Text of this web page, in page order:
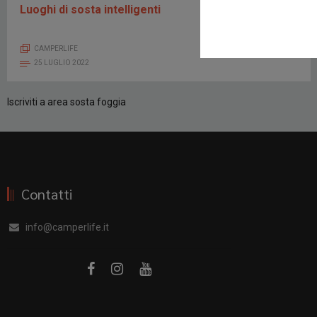
Luoghi di sosta intelligenti
CAMPERLIFE
25 LUGLIO 2022
Iscriviti a area sosta foggia
Contatti
info@camperlife.it